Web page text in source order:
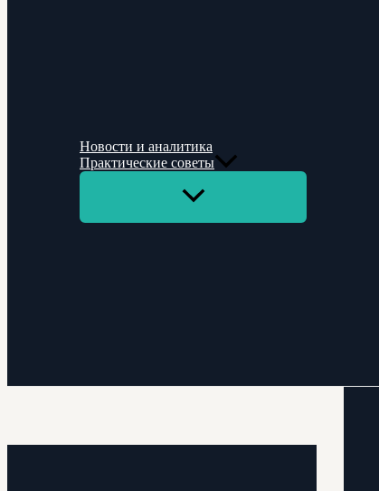
Новости и аналитика
Практические советы
Переключатель